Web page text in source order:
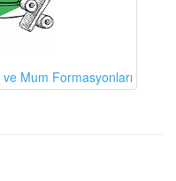
Mum Formasyonları